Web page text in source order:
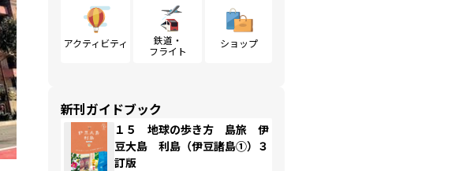
アクティビティ
鉄道・
フライト
ショップ
新刊ガイドブック
１５ 地球の歩き方 島旅 伊
豆大島 利島（伊豆諸島①）３
訂版